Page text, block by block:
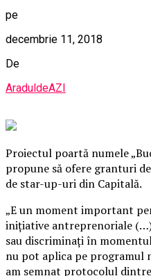
pe
decembrie 11, 2018
De
AraduldeAZI
Proiectul poartă numele
propune să ofere granturi
de star-up-uri din Capitală.
„E un moment important
iniţiative antreprenoriale
sau discriminaţi în
nu pot aplica pe
am semnat protocolul